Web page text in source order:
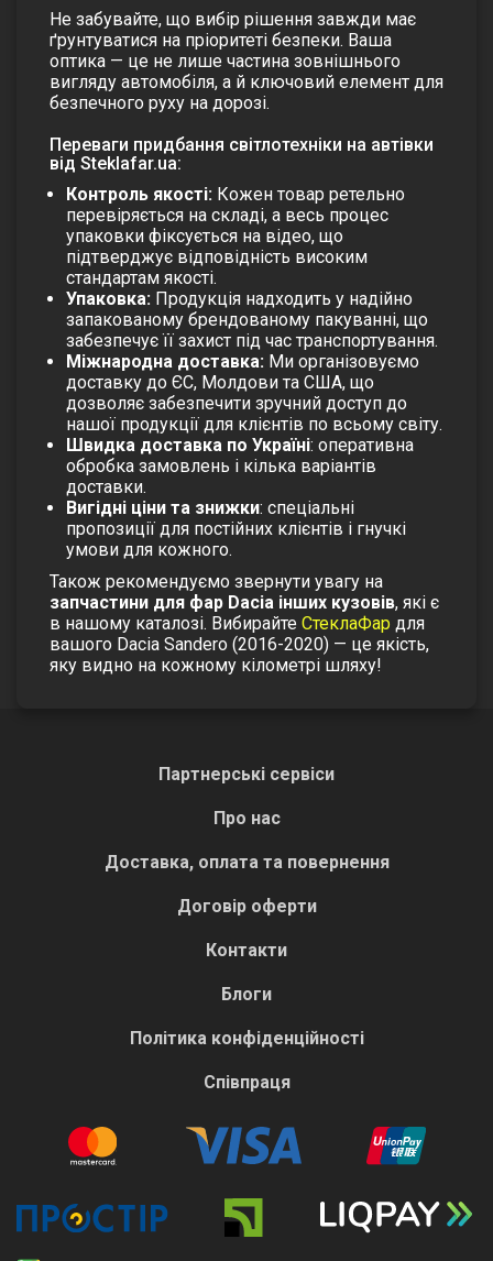
Не забувайте, що вибір рішення завжди має
ґрунтуватися на пріоритеті безпеки. Ваша
оптика — це не лише частина зовнішнього
вигляду автомобіля, а й ключовий елемент для
безпечного руху на дорозі.
Переваги придбання світлотехніки на автівки
від Steklafar.ua:
Контроль якості: Кожен товар ретельно
перевіряється на складі, а весь процес
упаковки фіксується на відео, що
підтверджує відповідність високим
стандартам якості.
Упаковка: Продукція надходить у надійно
запакованому брендованому пакуванні, що
забезпечує її захист під час транспортування.
Міжнародна доставка: Ми організовуємо
доставку до ЄС, Молдови та США, що
дозволяє забезпечити зручний доступ до
нашої продукції для клієнтів по всьому світу.
Швидка доставка по Україні: оперативна
обробка замовлень і кілька варіантів
доставки.
Вигідні ціни та знижки: спеціальні
пропозиції для постійних клієнтів і гнучкі
умови для кожного.
Також рекомендуємо звернути увагу на
запчастини для фар Dacia інших кузовів, які є
в нашому каталозі. Вибирайте СтеклаФар для
вашого Dacia Sandero (2016-2020) — це якість,
яку видно на кожному кілометрі шляху!
Партнерські сервіси
Про нас
Доставка, оплата та повернення
Договір оферти
Контакти
Блоги
Політика конфіденційності
Співпраця